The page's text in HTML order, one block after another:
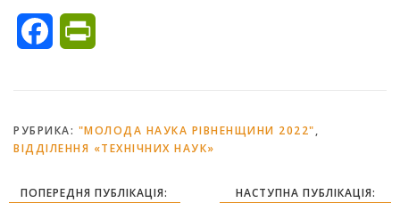
Facebook
РУБРИКА: "МОЛОДА НАУКА РІВНЕНЩИНИ 2022",
ВІДДІЛЕННЯ «ТЕХНІЧНИХ НАУК»
ПОПЕРЕДНЯ ПУБЛІКАЦІЯ: НАСТУПНА ПУБЛІКАЦІЯ: